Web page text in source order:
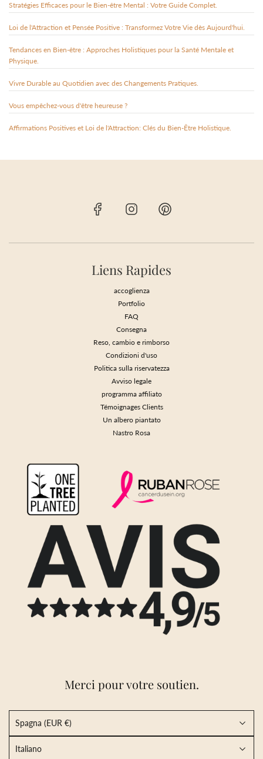
Stratégies Efficaces pour le Bien-être Mental : Votre Guide Complet.
Loi de l'Attraction et Pensée Positive : Transformez Votre Vie dès Aujourd'hui.
Tendances en Bien-être : Approches Holistiques pour la Santé Mentale et
Physique.
Vivre Durable au Quotidien avec des Changements Pratiques.
Vous empêchez-vous d'être heureuse ?
Affirmations Positives et Loi de l'Attraction: Clés du Bien-Être Holistique.
Liens Rapides
accoglienza
Portfolio
FAQ
Consegna
Reso, cambio e rimborso
Condizioni d'uso
Politica sulla riservatezza
Avviso legale
programma affiliato
Témoignages Clients
Un albero piantato
Nastro Rosa
Merci pour votre soutien.
Spagna (EUR €)
Italiano